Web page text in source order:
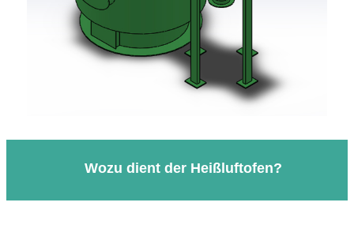
Wozu dient der Heißluftofen?